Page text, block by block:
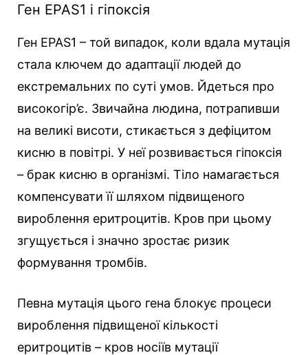
Ген EPAS1 і гіпоксія
Ген EPAS1 – той випадок, коли вдала мутація
стала ключем до адаптації людей до
екстремальних по суті умов. Йдеться про
високогір’є. Звичайна людина, потрапивши
на великі висоти, стикається з дефіцитом
кисню в повітрі. У неї розвивається гіпоксія
– брак кисню в організмі. Тіло намагається
компенсувати її шляхом підвищеного
вироблення еритроцитів. Кров при цьому
згущується і значно зростає ризик
формування тромбів.
Певна мутація цього гена блокує процеси
вироблення підвищеної кількості
еритроцитів – кров носіїв мутації